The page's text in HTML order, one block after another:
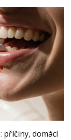
příčiny, domácí